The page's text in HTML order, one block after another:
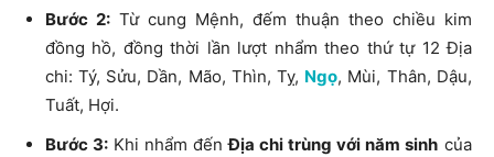
Bước 2: Từ cung Mệnh, đếm thuận theo chiều kim
đồng hồ, đồng thời lần lượt nhẩm theo thứ tự 12 Địa
chi: Tý, Sửu, Dần, Mão, Thìn, Tỵ, Ngọ, Mùi, Thân, Dậu,
Tuất, Hợi.
Bước 3: Khi nhẩm đếnĐịa chi trùng với năm sinh của